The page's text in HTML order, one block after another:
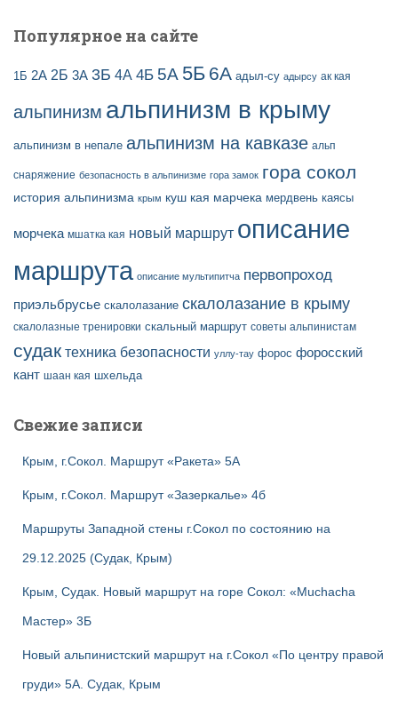
Популярное на сайте
1Б 2А 2Б 3А 3Б 4А 4Б 5А 5Б 6А адыл-су адырсу ак кая
альпинизм альпинизм в крыму
альпинизм в непале альпинизм на кавказе альп
снаряжение безопасность в альпинизме гора замок гора сокол
история альпинизма крым куш кая марчека мердвень каясы
морчека мшатка кая новый маршрут описание
маршрута описание мультипитча первопроход
приэльбрусье скалолазание скалолазание в крыму
скалолазные тренировки скальный маршрут советы альпинистам
судак техника безопасности уллу-тау форос форосский
кант шаан кая шхельда
Свежие записи
Крым, г.Сокол. Маршрут «Ракета» 5А
Крым, г.Сокол. Маршрут «Зазеркалье» 4б
Маршруты Западной стены г.Сокол по состоянию на
29.12.2025 (Судак, Крым)
Крым, Судак. Новый маршрут на горе Сокол: «Muchacha
Мастер» 3Б
Новый альпинистский маршрут на г.Сокол «По центру правой
груди» 5А. Судак, Крым